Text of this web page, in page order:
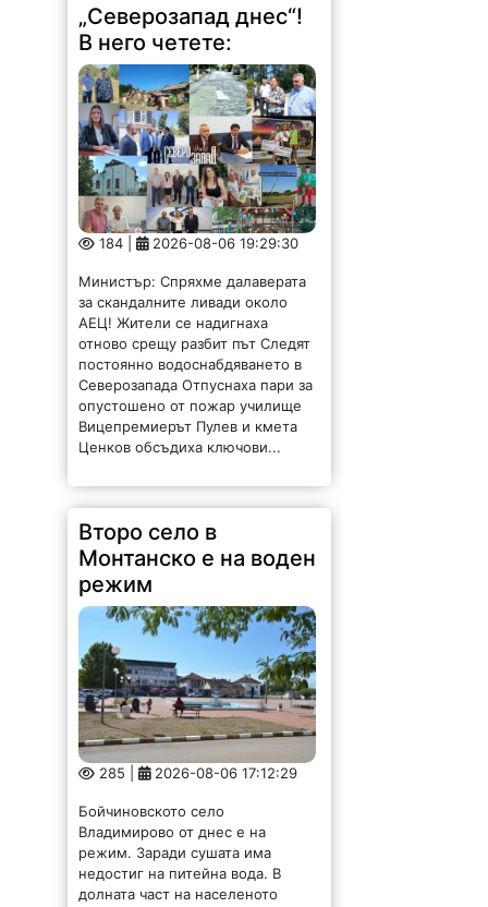
184 | 2026-08-06 19:29:30
Министър: Спряхме далаверата
за скандалните ливади около
АЕЦ! Жители се надигнаха
отново срещу разбит път Следят
постоянно водоснабдяването в
Северозапада Отпуснаха пари за
опустошено от пожар училище
Вицепремиерът Пулев и кмета
Ценков обсъдиха ключови...
Второ село в
285 | 2026-08-06 17:12:29
Бойчиновското село
Владимирово от днес е на
режим. Заради сушата има
недостиг на питейна вода. В
долната част на населеното
място ще има вода през деня от
8 до 12 часа,...